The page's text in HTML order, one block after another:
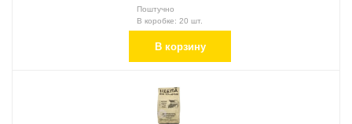
Поштучно
В коробке: 20 шт.
В корзину